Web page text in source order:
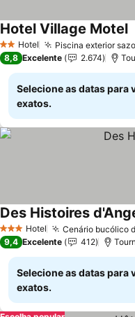
2 Estrelas
Hotel Piscina exterior
Hotel Village Motel
8,8 Excelente 2.674
Selecione as datas para
exatos.
3 EstrelasHotel Cenário bucólico
Des Histoires
9,4 Excelente 412
Selecione as datas para
exatos.